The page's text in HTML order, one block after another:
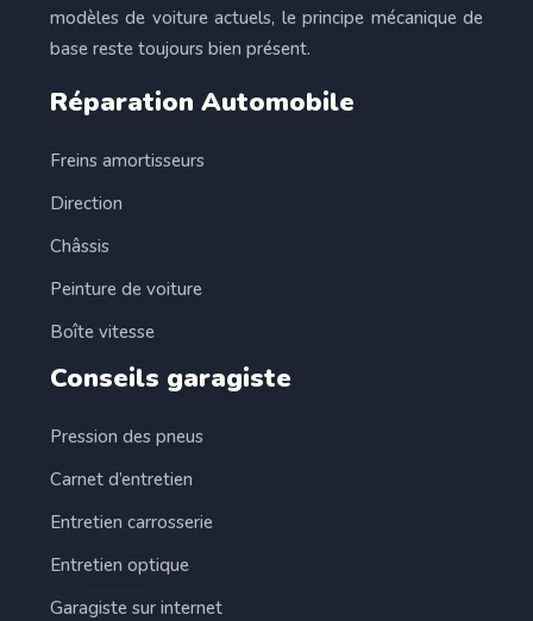
modèles de voiture actuels, le principe mécanique de
base reste toujours bien présent.
Réparation Automobile
Freins amortisseurs
Direction
Châssis
Peinture de voiture
Boîte vitesse
Conseils garagiste
Pression des pneus
Carnet d’entretien
Entretien carrosserie
Entretien optique
Garagiste sur internet